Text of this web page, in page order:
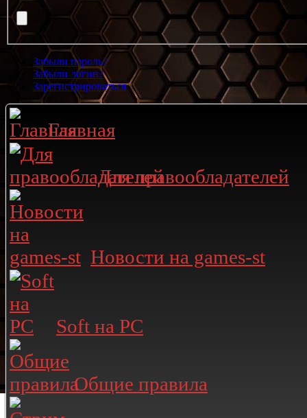
Забыли пароль?
Забыли логин?
Зарегистрироваться
Главная
Для правообладателей
Новости на games-st
Soft на PC
Общие правила